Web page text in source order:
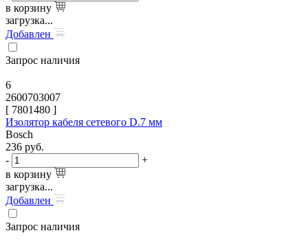
в корзину
загрузка...
Добавлен
Запрос наличия
6
2600703007
[ 7801480 ]
Изолятор кабеля сетевого D.7 мм
Bosch
236 руб.
-
+
в корзину
загрузка...
Добавлен
Запрос наличия